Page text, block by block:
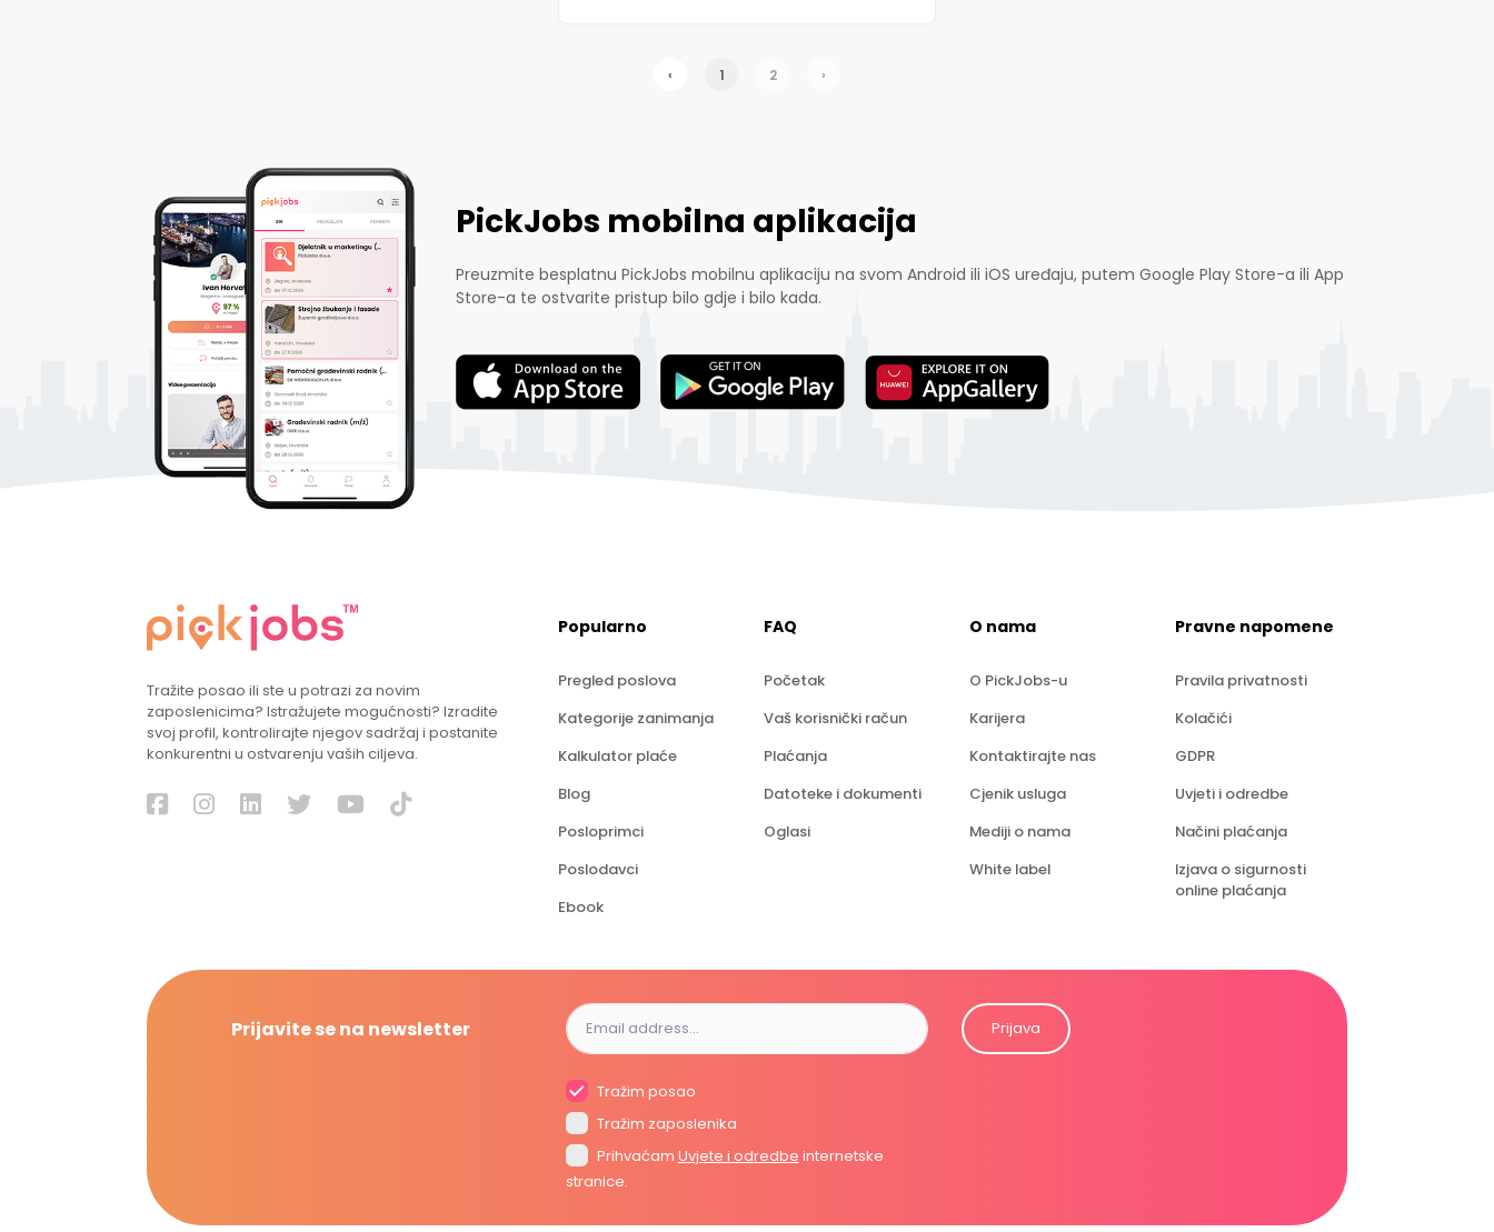
‹ 1 2 ›
PickJobs mobilna aplikacija
Preuzmite besplatnu PickJobs mobilnu aplikaciju na svom Android ili iOS uređaju, putem Google Play Store-a ili App
Store-a te ostvarite pristup bilo gdje i bilo kada.
Tražite posao ili ste u potrazi za novim
zaposlenicima? Istražujete mogućnosti? Izradite
svoj profil, kontrolirajte njegov sadržaj i postanite
konkurentni u ostvarenju vaših ciljeva.
Popularno
Pregled poslova
Kategorije zanimanja
Kalkulator plaće
Blog
Posloprimci
Poslodavci
Ebook
FAQ
Početak
Vaš korisnički račun
Plaćanja
Datoteke i dokumenti
Oglasi
O nama
O PickJobs-u
Karijera
Kontaktirajte nas
Cjenik usluga
Mediji o nama
White label
Pravne napomene
Pravila privatnosti
Kolačići
GDPR
Uvjeti i odredbe
Načini plaćanja
Izjava o sigurnosti
online plaćanja
Prijavite se na newsletter
Tražim posao
Tražim zaposlenika
Prihvaćam Uvjete i odredbe internetske
stranice.
Prijava